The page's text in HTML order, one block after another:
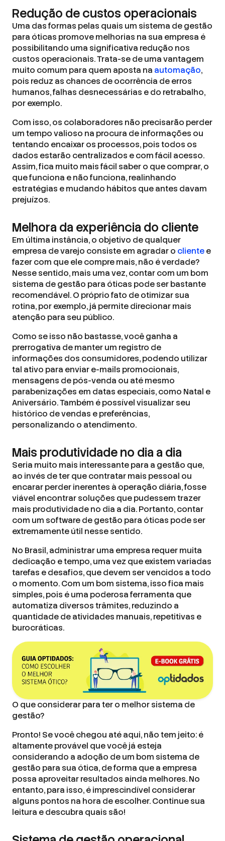
Redução de custos operacionais
Uma das formas pelas quais um sistema de gestão
para óticas promove melhorias na sua empresa é
possibilitando uma significativa redução nos
custos operacionais. Trata-se de uma vantagem
muito comum para quem aposta na automação,
pois reduz as chances de ocorrência de erros
humanos, falhas desnecessárias e do retrabalho,
por exemplo.
Com isso, os colaboradores não precisarão perder
um tempo valioso na procura de informações ou
tentando encaixar os processos, pois todos os
dados estarão centralizados e com fácil acesso.
Assim, fica muito mais fácil saber o que comprar, o
que funciona e não funciona, realinhando
estratégias e mudando hábitos que antes davam
prejuízos.
Melhora da experiência do cliente
Em última instância, o objetivo de qualquer
empresa de varejo consiste em agradar o clientee
fazer com que ele compre mais, não é verdade?
Nesse sentido, mais uma vez, contar com um bom
sistema de gestão para óticas pode ser bastante
recomendável. O próprio fato de otimizar sua
rotina, por exemplo, já permite direcionar mais
atenção para seu público.
Como se isso não bastasse, você ganha a
prerrogativa de manter um registro de
informações dos consumidores, podendo utilizar
tal ativo para enviar e-mails promocionais,
mensagens de pós-venda ou até mesmo
parabenizações em datas especiais, como Natal e
Aniversário. Também é possível visualizar seu
histórico de vendas e preferências,
personalizando o atendimento.
Mais produtividade no dia a dia
Seria muito mais interessante para a gestão que,
ao invés de ter que contratar mais pessoal ou
encarar perder inerentes à operação diária, fosse
viável encontrar soluções que pudessem trazer
mais produtividade no dia a dia. Portanto, contar
com um software de gestão para óticas pode ser
extremamente útil nesse sentido.
No Brasil, administrar uma empresa requer muita
dedicação e tempo, uma vez que existem variadas
tarefas e desafios, que devem ser vencidos a todo
o momento. Com um bom sistema, isso fica mais
simples, pois é uma poderosa ferramenta que
automatiza diversos trâmites, reduzindo a
quantidade de atividades manuais, repetitivas e
burocráticas.
O que considerar para ter o melhor sistema de
gestão?
Pronto! Se você chegou até aqui, não tem jeito: é
altamente provável que você já esteja
considerando a adoção de um bom sistema de
gestão para sua ótica, de forma que a empresa
possa aproveitar resultados ainda melhores. No
entanto, para isso, é imprescindível considerar
alguns pontos na hora de escolher. Continue sua
leitura e descubra quais são!